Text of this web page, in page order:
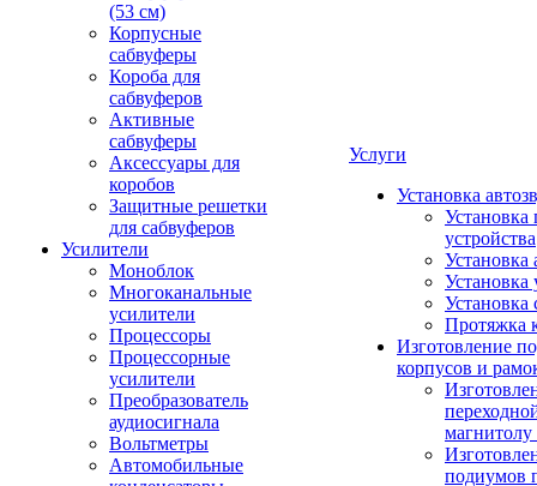
(53 см)
Корпусные
сабвуферы
Короба для
сабвуферов
Активные
сабвуферы
Аксессуары для
коробов
Защитные решетки
для сабвуферов
Усилители
Моноблок
Многоканальные
усилители
Процессоры
Процессорные
усилители
Преобразователь
аудиосигнала
Вольтметры
Автомобильные
Услуги
Установка
Установка
устройства
Установка
Установка
Установка
Протяжка
Изготовление
корпусов и
подиумов